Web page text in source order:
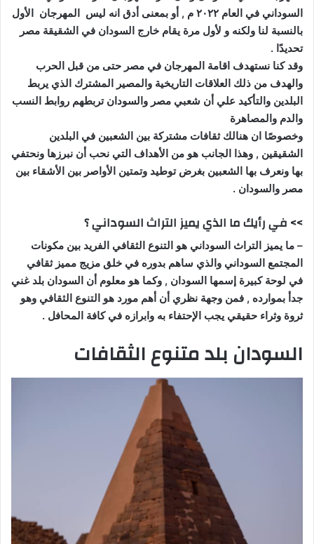
السوداني في العام ٢٠٢٢ م , أو بمعنى أدق انه ليس المهرجان الأول
بالنسبة لنا ولكنه و لأول مرة يقام خارج السودان في الشقيقة مصر
تحديدًا .
وقد كنا نستهدف اقامة المهرجان في مصر حتى من قبل الحرب
والهدف من ذلك العلاقات التاريخية والمصير المشترك الذي يربط
البلدين والتأكيد علي أن شعبي مصر والسودان تربطهم روابط النسب
والدم والمصاهرة
وخصوصًا ان هنالك ثقافات مشتركة بين الشعبين في البلدين
الشقيقين , وهذا الجانب هو من الأهداف التي نحب أن نبرزها ونحتفي
بها ونعرف بها الشعبين بغرض توطيد وتمتين الأواصر بين الأشقاء بين
مصر والسودان .
>> في رأيك ما الذي يميز التراث السوداني ؟
– ما يميز التراث السوداني هو التنوع الثقافي الفريد بين مكونات
المجتمع السوداني والذي ساهم بدوره في خلق مزيج مميز ثقافي
في لوحة كبيرة إسمها السودان , وكما هو معلوم أن السودان بلد غني
جدأ بموارده , فمن وجهة نظري أن أهم مورد هو التنوع الثقافي وهو
ثروة وثراء حقيقي يجب الإحتفاء به وابرازه في كافة المحافل .
السودان بلد متنوع الثقافات